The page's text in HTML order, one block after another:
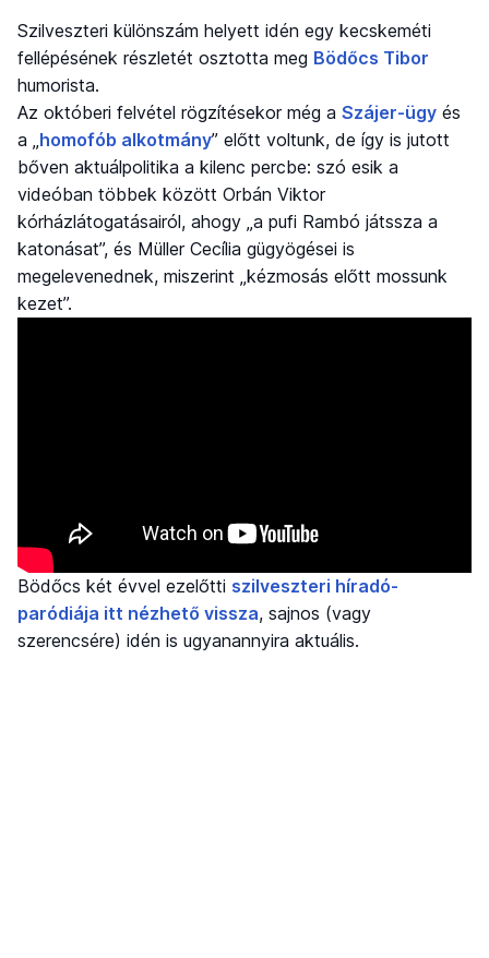
Szilveszteri különszám helyett idén egy kecskeméti
fellépésének részletét osztotta meg Bödőcs Tibor
humorista.
Az októberi felvétel rögzítésekor még a Szájer-ügy és
a „ homofób alkotmány” előtt voltunk, de így is jutott
bőven aktuálpolitika a kilenc percbe: szó esik a
videóban többek között Orbán Viktor
kórházlátogatásairól, ahogy „a pufi Rambó játssza a
katonásat”, és Müller Cecília gügyögései is
megelevenednek, miszerint „kézmosás előtt mossunk
kezet”.
Bödőcs két évvel ezelőtti szilveszteri híradó-
paródiája itt nézhető vissza, sajnos (vagy
szerencsére) idén is ugyanannyira aktuális.